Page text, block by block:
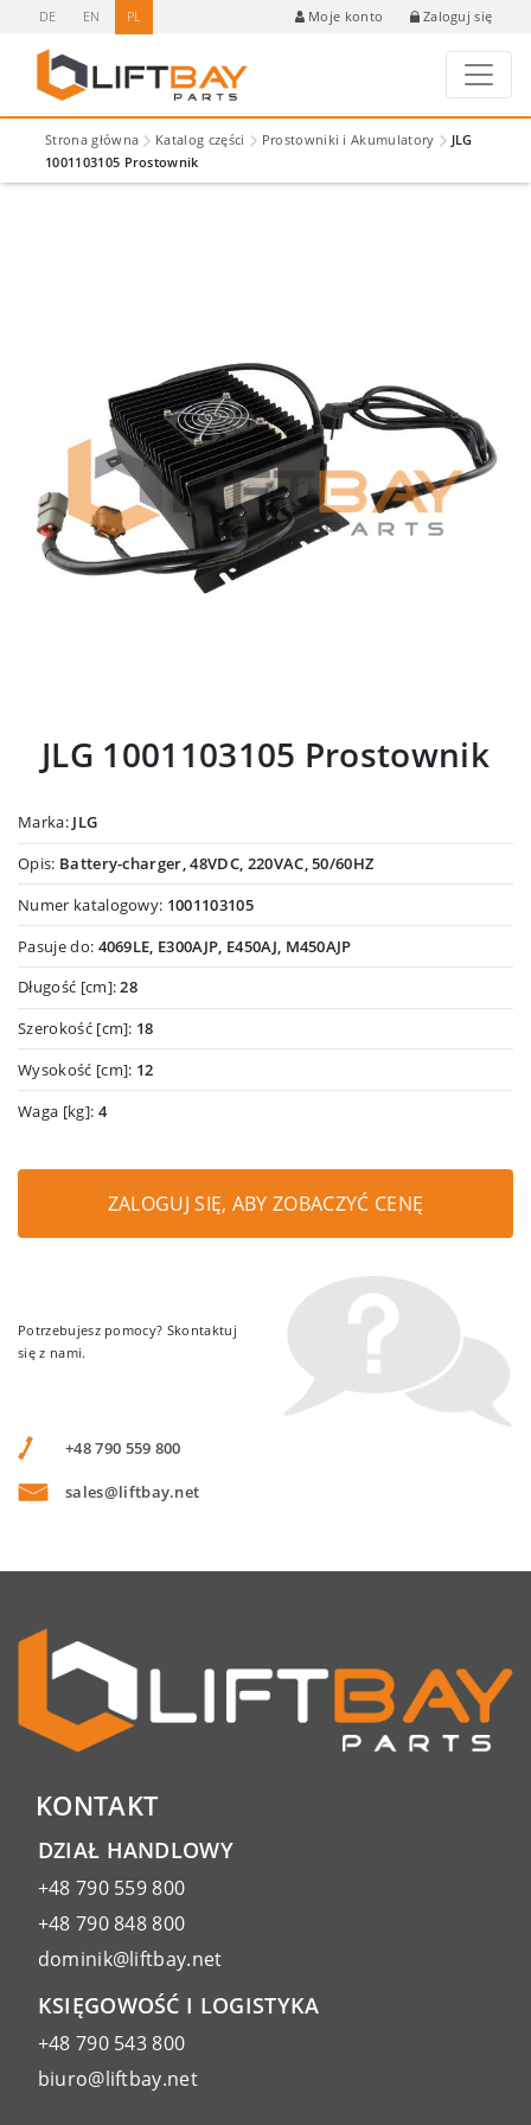
DE EN PL Moje konto Zaloguj się
Strona główna Katalog części Prostowniki i Akumulatory
JLG
1001103105 Prostownik
JLG 1001103105 Prostownik
Marka: JLG
Opis: Battery-charger, 48VDC, 220VAC, 50/60HZ
Numer katalogowy: 1001103105
Pasuje do: 4069LE, E300AJP, E450AJ, M450AJP
Długość [cm]:28
Szerokość [cm]: 18
Wysokość [cm]: 12
Waga [kg]: 4
ZALOGUJ SIĘ, ABY ZOBACZYĆ CENĘ
Potrzebujesz pomocy? Skontaktuj
się z nami.
+48 790 559 800
sales@liftbay.net
KONTAKT
DZIAŁ HANDLOWY
+48 790 559 800
+48 790 848 800
dominik@liftbay.net
KSIĘGOWOŚĆ I LOGISTYKA
+48 790 543 800
biuro@liftbay.net